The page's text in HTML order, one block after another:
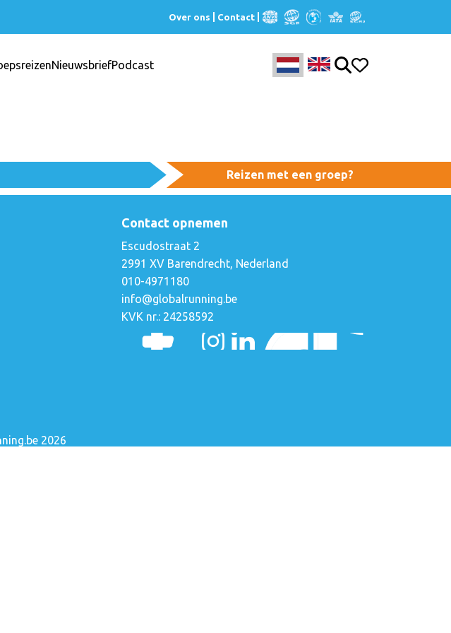
Over ons Contact
NieuwsbriefPodcast
Reizen met een groep?
Contact opnemen
Escudostraat 2
2991 XV Barendrecht, Nederland
010-4971180
info@globalrunning.be
KVK nr.: 24258592
2026